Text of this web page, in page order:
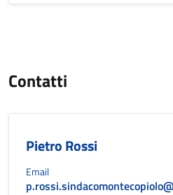
Contatti
Pietro Rossi
Email